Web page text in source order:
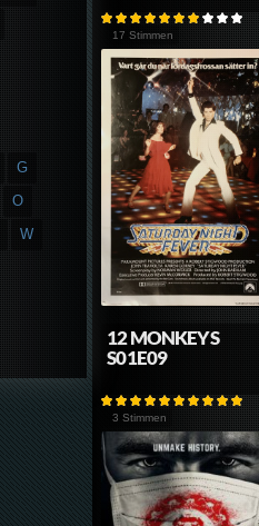
17 Stimmen
12 MONKEYS
S01E09
3 Stimmen
G
O
W